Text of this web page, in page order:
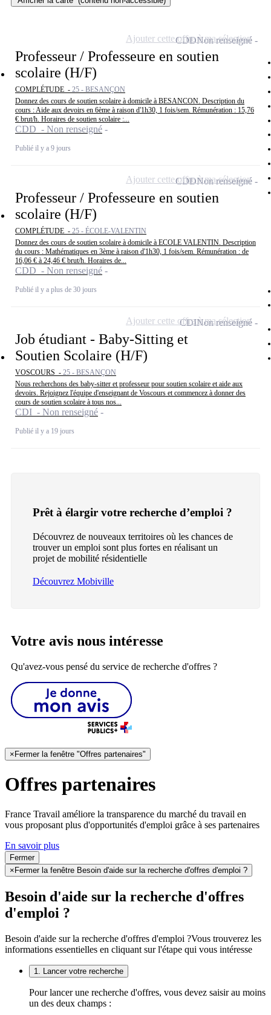
Professeur / Professeure en soutien
scolaire (H/F)
COMPLÉTUDE - 25 - BESANÇON
Donnez des cours de soutien scolaire à domicile à BESANCON. Description du
cours : Aide aux devoirs en 6ème à raison d'1h30, 1 fois/sem. Rémunération : 15,76
€ brut/h. Horaires de soutien scolaire :...
CDD - Non renseigné
Publié il y a 9 jours
CDDNon renseigné
Ajouter cette offre à ma sélection
Professeur / Professeure en soutien
scolaire (H/F)
COMPLÉTUDE - 25 - ÉCOLE-VALENTIN
Donnez des cours de soutien scolaire à domicile à ECOLE VALENTIN. Description
du cours : Mathématiques en 3ème à raison d'1h30, 1 fois/sem. Rémunération : de
16,06 € à 24,46 € brut/h. Horaires de...
CDD - Non renseigné
Publié il y a plus de 30 jours
CDDNon renseigné
Ajouter cette offre à ma sélection
Job étudiant - Baby-Sitting et
Soutien Scolaire (H/F)
VOSCOURS - 25 - BESANÇON
Nous recherchons des baby-sitter et professeur pour soutien scolaire et aide aux
devoirs. Rejoignez l'équipe d'enseignant de Voscours et commencez à donner des
cours de soutien scolaire à tous nos...
CDI - Non renseigné
Publié il y a 19 jours
CDINon renseigné
Ajouter cette offre à ma sélection
Prêt à élargir votre recherche d’emploi ?
Découvrez de nouveaux territoires où les chances de
trouver un emploi sont plus fortes en réalisant un
projet de mobilité résidentielle
Découvrez Mobiville
Votre avis nous intéresse
Qu'avez-vous pensé du service de recherche d'offres ?
× Fermer la fenêtre "Offres partenaires"
Offres partenaires
France Travail améliore la transparence du marché du travail en
vous proposant plus d'opportunités d'emploi grâce à ses partenaires
En savoir plus
Fermer
×Fermer la fenêtre Besoin d'aide sur la recherche d'offres d'emploi ?
Besoin d'aide sur la recherche d'offres
d'emploi ?
Besoin d'aide sur la recherche d'offres d'emploi ?Vous trouverez les
informations essentielles en cliquant sur l'étape qui vous intéresse
1. Lancer votre recherche
Pour lancer une recherche d'offres, vous devez saisir au moins
un des deux champs :